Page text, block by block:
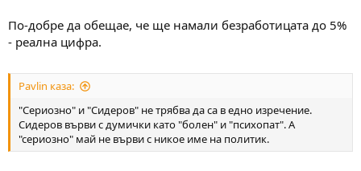
По-добре да обещае, че ще намали безработицата до 5%
- реална цифра.
Pavlin каза:
"Сериозно" и "Сидеров" не трябва да са в едно изречение.
Сидеров върви с думички като "болен" и "психопат". А
"сериозно" май не върви с никое име на политик.